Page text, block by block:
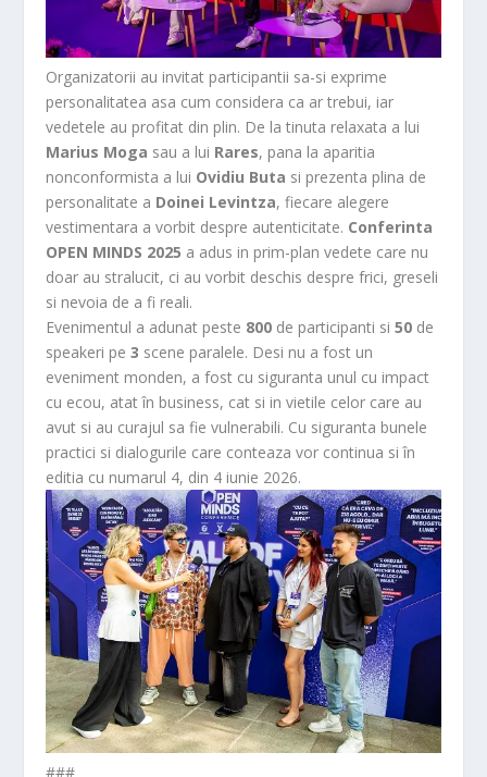
Organizatorii au invitat participantii sa-si exprime
personalitatea asa cum considera ca ar trebui, iar
vedetele au profitat din plin. De la tinuta relaxata a lui
Marius Moga sau a lui Rares, pana la aparitia
nonconformista a lui Ovidiu Buta si prezenta plina de
personalitate a Doinei Levintza, fiecare alegere
vestimentara a vorbit despre autenticitate. Conferinta
OPEN MINDS 2025 a adus in prim-plan vedete care nu
doar au stralucit, ci au vorbit deschis despre frici, greseli
si nevoia de a fi reali.
Evenimentul a adunat peste 800 de participanti si50 de
speakeri pe3 scene paralele. Desi nu a fost un
eveniment monden, a fost cu siguranta unul cu impact
cu ecou, atat în business, cat si in vietile celor care au
avut si au curajul sa fie vulnerabili. Cu siguranta bunele
practici si dialogurile care conteaza vor continua si în
editia cu numarul 4, din 4 iunie 2026.
###